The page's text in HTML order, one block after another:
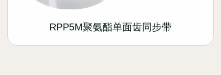
RPP5M聚氨酯单面齿同步带